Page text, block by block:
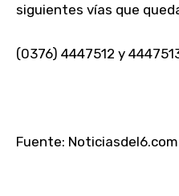
siguientes vías que
(0376) 4447512 y
Fuente: